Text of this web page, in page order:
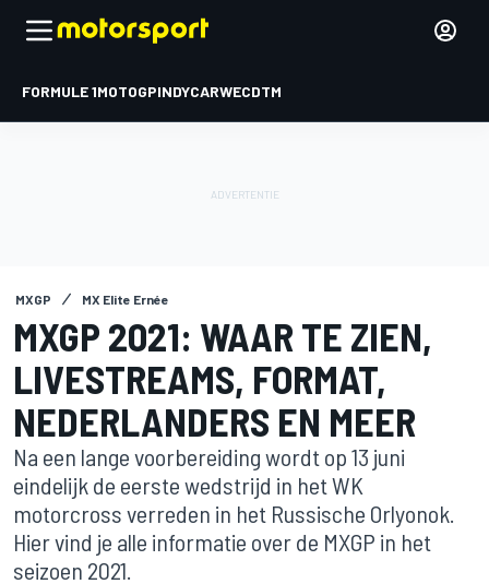
FORMULE 1MOTOGPINDYCARWECDTM
MXGP MX Elite Ernée
MXGP 2021: WAAR TE ZIEN,
LIVESTREAMS, FORMAT,
NEDERLANDERS EN MEER
Na een lange voorbereiding wordt op 13 juni
eindelijk de eerste wedstrijd in het WK
motorcross verreden in het Russische Orlyonok.
Hier vind je alle informatie over de MXGP in het
seizoen 2021.